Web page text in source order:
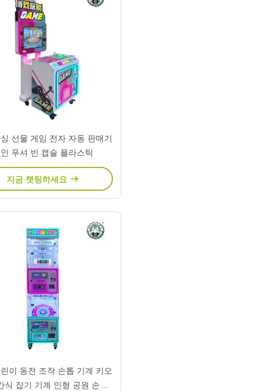
선물 게임 전자 자동 판매기
인 푸셔 빈 캡슐 플라스틱
지금 챗팅하세요
이 동전 조작 손톱 기계 키오
식 잡기 기계 인형 공원 손톱